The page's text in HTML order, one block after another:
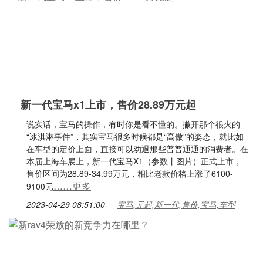
新一代宝马x1上市，售价28.89万元起
说实话，宝马的操作，有时你是看不懂的。撇开那个很火的
“冰淇淋事件”，其实宝马很多时候都是“高傲”的姿态，就比如
在车型的定价上面，直接可以劝退那些普普通通的消费者。在
本届上海车展上，新一代宝马X1（参数丨图片）正式上市，
售价区间为28.89-34.99万元，相比老款价格上涨了6100-
9100元……更多
2023-04-29 08:51:00 宝马,元起,新一代,售价,宝马,车型